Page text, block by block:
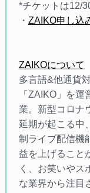
*チケットは12/
・ ZAIKO申し込
ZAIKOについて
多言語&他通貨
「ZAIKO」を
業。新型コロナ
延期が起こる中
制ライブ配信機
益を上げること
く、お笑いやス
な業界から注目